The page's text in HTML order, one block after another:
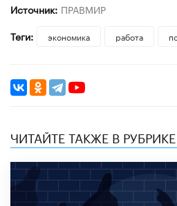
Источник: ПРАВМИР
Теги:
экономика работа
ЧИТАЙТЕ ТАКЖЕ В